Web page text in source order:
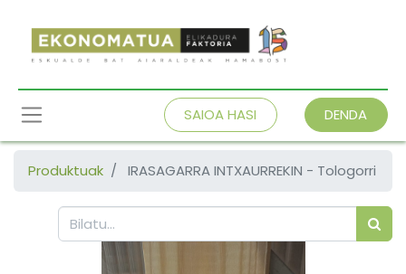
SAIOA HASI DENDA
Produktuak IRASAGARRA INTXAURREKIN - Tologorri